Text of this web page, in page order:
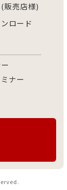
販売店様)
ロード
ナー